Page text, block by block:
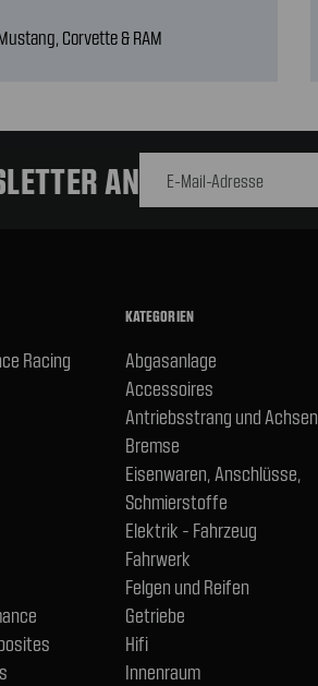
Corvette & RAM
AN
Racing
KATEGORIEN
Abgasanlage
Accessoires
Antriebsstrang und Achsen
Bremse
Eisenwaren, Anschlüsse,
Schmierstoffe
Elektrik - Fahrzeug
Fahrwerk
Felgen und Reifen
Getriebe
Hifi
Innenraum